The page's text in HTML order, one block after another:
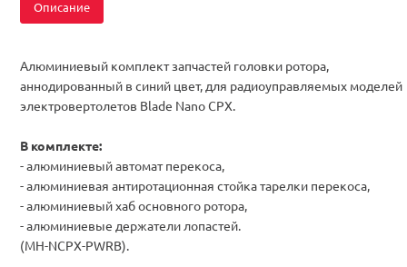
Описание
Алюминиевый комплект запчастей головки ротора,
аннодированный в синий цвет, для радиоуправляемых моделей
электровертолетов Blade Nano CPX.
В комплекте:
- алюминиевый автомат перекоса,
- алюминиевая антиротационная стойка тарелки перекоса,
- алюминиевый хаб основного ротора,
- алюминиевые держатели лопастей.
(MH-NCPX-PWRB).